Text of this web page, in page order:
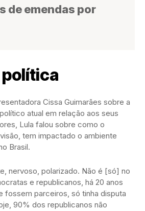
de emendas por
Cissa Guimarães sobre a
atual em relação aos seus
Lula falou sobre como o
tem impactado o ambiente
Brasil.
nervoso, polarizado. Não é [só] no
e republicanos, há 20 anos
fossem parceiros, só tinha disputa
90% dos republicanos não